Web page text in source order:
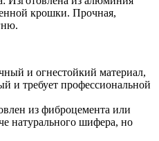
крошки. Прочная,
и огнестойкий материал,
и требует профессиональной
из фиброцемента или
натурального шифера, но